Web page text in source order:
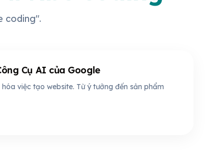
coding".
Cụ AI của Google
việc tạo website. Từ ý tưởng đến sản phẩm